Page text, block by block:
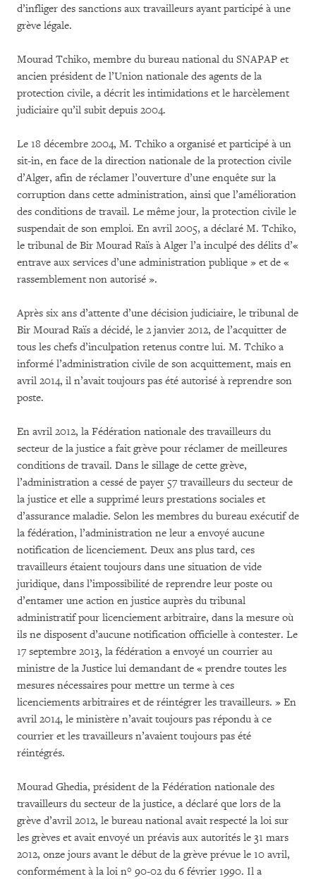
d’infliger des sanctions aux travailleurs ayant participé à une
grève légale.
Mourad Tchiko, membre du bureau national du SNAPAP et
ancien président de l’Union nationale des agents de la
protection civile, a décrit les intimidations et le harcèlement
judiciaire qu’il subit depuis 2004.
Le 18 décembre 2004, M. Tchiko a organisé et participé à un
sit-in, en face de la direction nationale de la protection civile
d’Alger, afin de réclamer l’ouverture d’une enquête sur la
corruption dans cette administration, ainsi que l’amélioration
des conditions de travail. Le même jour, la protection civile le
suspendait de son emploi. En avril 2005, a déclaré M. Tchiko,
le tribunal de Bir Mourad Raïs à Alger l’a inculpé des délits d’«
entrave aux services d’une administration publique » et de «
rassemblement non autorisé ».
Après six ans d’attente d’une décision judiciaire, le tribunal de
Bir Mourad Raïs a décidé, le 2 janvier 2012, de l’acquitter de
tous les chefs d’inculpation retenus contre lui. M. Tchiko a
informé l’administration civile de son acquittement, mais en
avril 2014, il n’avait toujours pas été autorisé à reprendre son
poste.
En avril 2012, la Fédération nationale des travailleurs du
secteur de la justice a fait grève pour réclamer de meilleures
conditions de travail. Dans le sillage de cette grève,
l’administration a cessé de payer 57 travailleurs du secteur de
la justice et elle a supprimé leurs prestations sociales et
d’assurance maladie. Selon les membres du bureau exécutif de
la fédération, l’administration ne leur a envoyé aucune
notification de licenciement. Deux ans plus tard, ces
travailleurs étaient toujours dans une situation de vide
juridique, dans l’impossibilité de reprendre leur poste ou
d’entamer une action en justice auprès du tribunal
administratif pour licenciement arbitraire, dans la mesure où
ils ne disposent d’aucune notification officielle à contester. Le
17 septembre 2013, la fédération a envoyé un courrier au
ministre de la Justice lui demandant de « prendre toutes les
mesures nécessaires pour mettre un terme à ces
licenciements arbitraires et de réintégrer les travailleurs. » En
avril 2014, le ministère n’avait toujours pas répondu à ce
courrier et les travailleurs n’avaient toujours pas été
réintégrés.
Mourad Ghedia, président de la Fédération nationale des
travailleurs du secteur de la justice, a déclaré que lors de la
grève d’avril 2012, le bureau national avait respecté la loi sur
les grèves et avait envoyé un préavis aux autorités le 31 mars
2012, onze jours avant le début de la grève prévue le 10 avril,
conformément à la loi n° 90-02 du 6 février 1990. Il a